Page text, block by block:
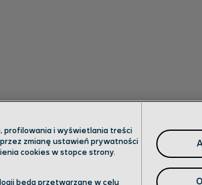
profilowania i wyświetlania treści
zmianę ustawień prywatności
cookies w stopce strony.
będą przetwarzane w celu